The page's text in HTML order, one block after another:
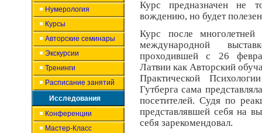
Нумерология
Курсы
Авторские семинары
Экскурсии
Тренинги
Расписание занятий
Исследования
Конференции
Мастер-Класс
Курс предназначен не
вождению, но будет
Курс после
международной
проходившей с 26
Латвии как Авторский
Практической
Гутберга сама
посетителей. Судя по
представлявшей себя на
себя зарекомендовал.